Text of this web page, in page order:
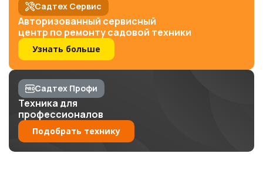
Садтех Сервис
Авторизованный сервисный
центр по ремонту садовой техники
Узнать больше
Садтех Профи
Техника для
профессионалов
Подобрать технику